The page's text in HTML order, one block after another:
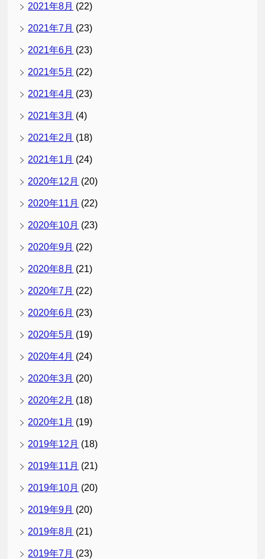
2021年8月 (22)
2021年7月 (23)
2021年6月 (23)
2021年5月 (22)
2021年4月 (23)
2021年3月 (4)
2021年2月 (18)
2021年1月 (24)
2020年12月 (20)
2020年11月 (22)
2020年10月 (23)
2020年9月 (22)
2020年8月 (21)
2020年7月 (22)
2020年6月 (23)
2020年5月 (19)
2020年4月 (24)
2020年3月 (20)
2020年2月 (18)
2020年1月 (19)
2019年12月 (18)
2019年11月 (21)
2019年10月 (20)
2019年9月 (20)
2019年8月 (21)
2019年7月 (23)